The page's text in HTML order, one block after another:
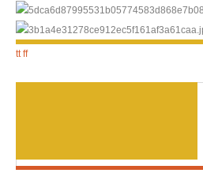
tt ff